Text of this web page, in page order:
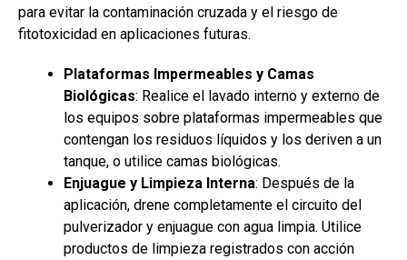
para evitar la contaminación cruzada y el riesgo de
fitotoxicidad en aplicaciones futuras.
Plataformas Impermeables y Camas
Biológicas: Realice el lavado interno y externo de
los equipos sobre plataformas impermeables que
contengan los residuos líquidos y los deriven a un
tanque, o utilice camas biológicas.
Enjuague y Limpieza Interna: Después de la
aplicación, drene completamente el circuito del
pulverizador y enjuague con agua limpia. Utilice
productos de limpieza registrados con acción